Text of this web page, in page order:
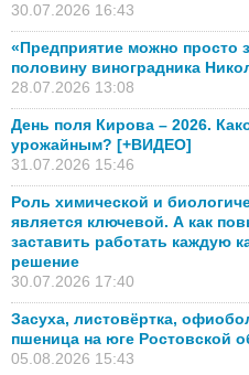
30.07.2026 16:43
«Предприятие можно просто
половину виноградника
28.07.2026 13:08
День поля Кирова – 2026.
урожайным? [+ВИДЕО]
31.07.2026 15:46
Роль химической и
является ключевой. А как
заставить работать каждую
решение
30.07.2026 17:40
Засуха, листовёртка,
пшеница на юге Ростовской
05.08.2026 15:43